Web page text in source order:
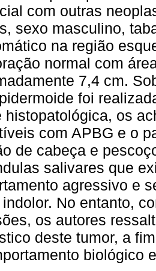
com outras
sexo masculino,
na região
normal com
7,4 cm.
foi
histopatológica, os
com APBG e o
de cabeça e
salivares que
agressivo e
No entanto,
os autores
deste tumor, a
biológico